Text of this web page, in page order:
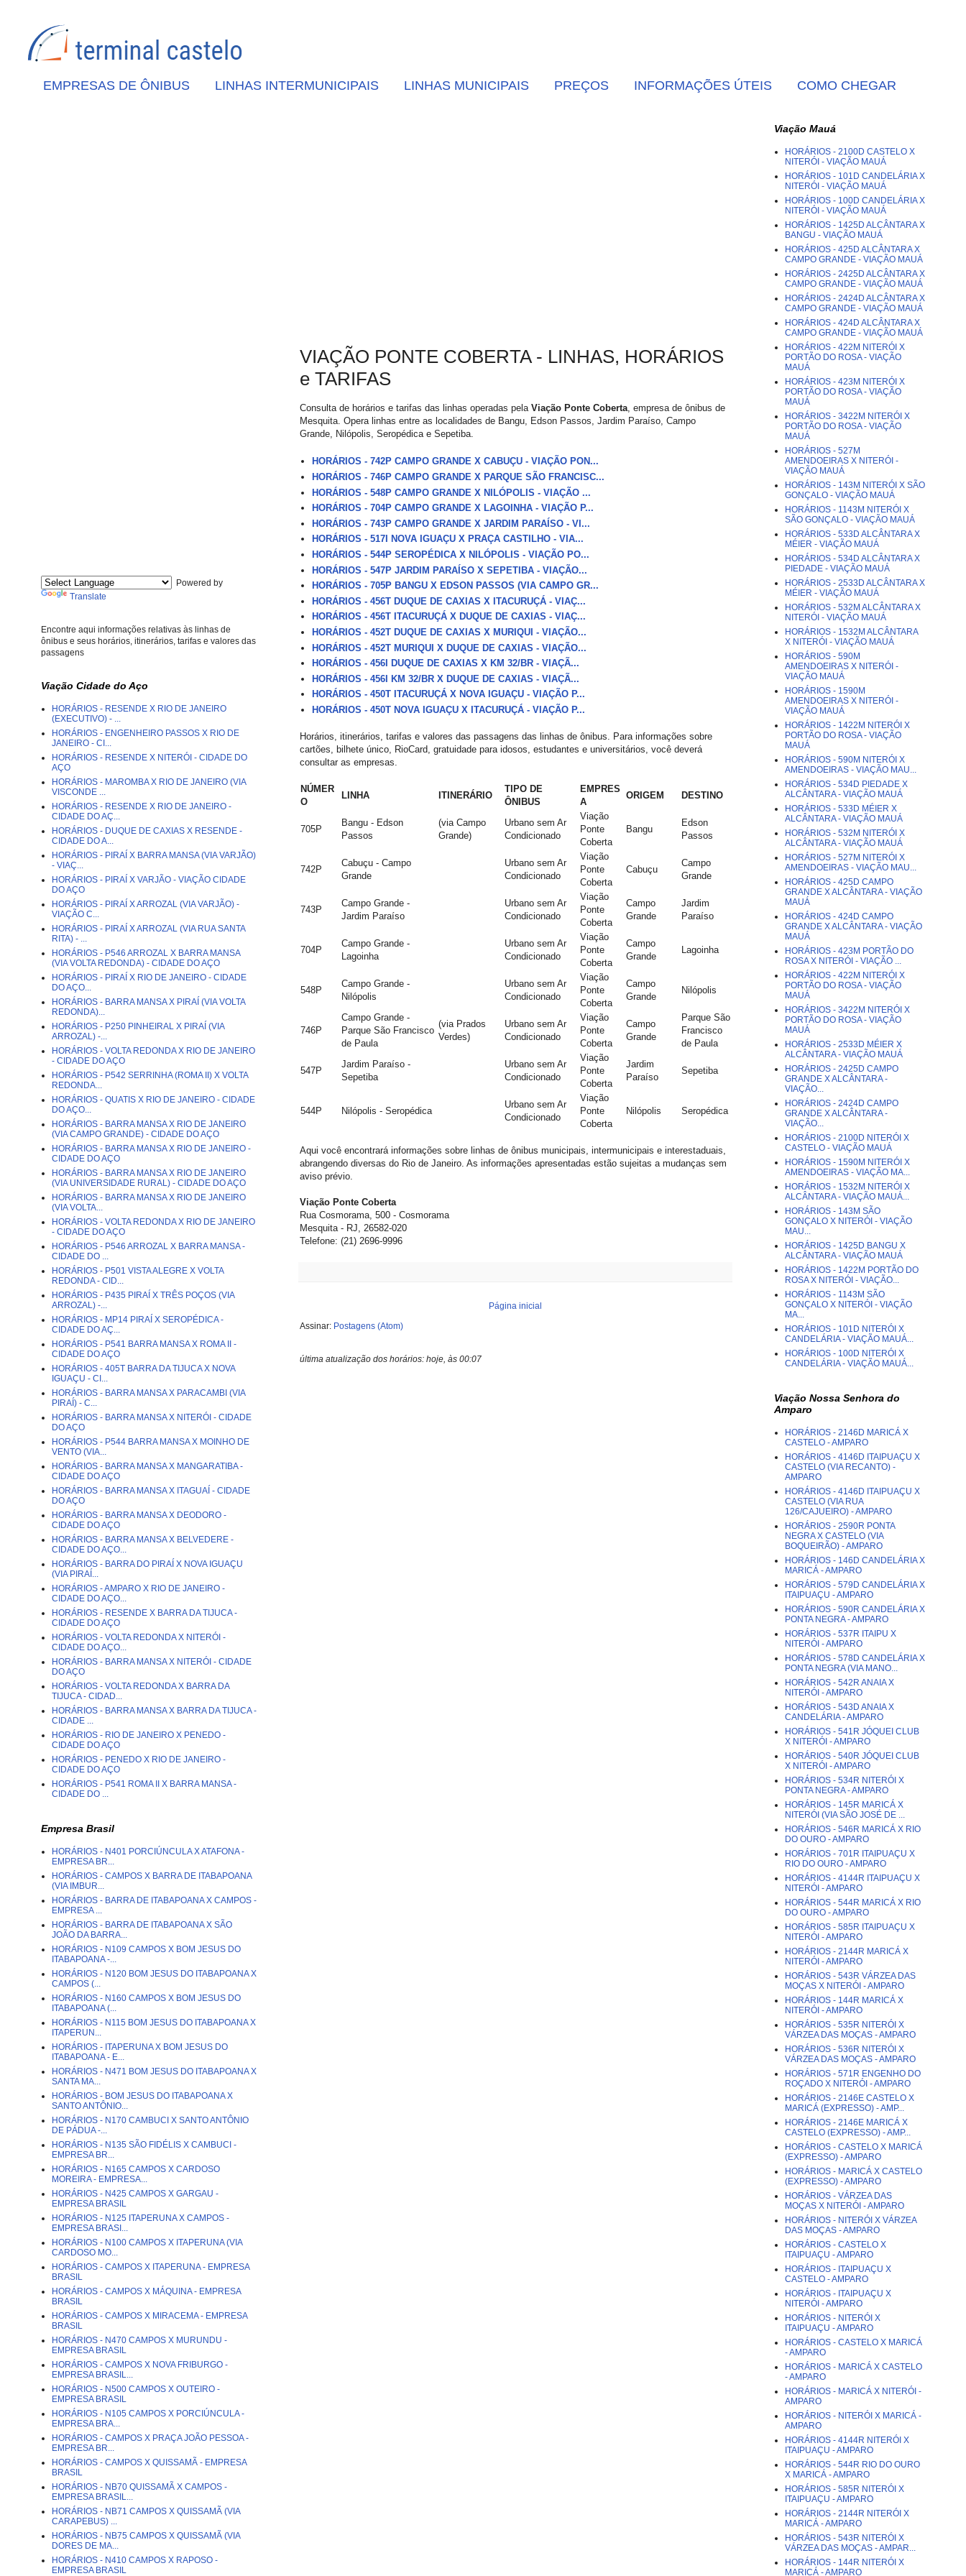
EMPRESAS DE ÔNIBUS LINHAS INTERMUNICIPAIS LINHAS MUNICIPAIS PREÇOS INFORMAÇÕES ÚTEIS COMO CHEGAR
VIAÇÃO PONTE COBERTA - LINHAS, HORÁRIOS
e TARIFAS
Consulta de horários e tarifas das linhas operadas pela Viação Ponte Coberta, empresa de ônibus de
Mesquita. Opera linhas entre as localidades de Bangu, Edson Passos, Jardim Paraíso, Campo
Grande, Nilópolis, Seropédica e Sepetiba.
HORÁRIOS - 742P CAMPO GRANDE X CABUÇU - VIAÇÃO PON...
HORÁRIOS - 746P CAMPO GRANDE X PARQUE SÃO FRANCISC...
HORÁRIOS - 548P CAMPO GRANDE X NILÓPOLIS - VIAÇÃO ...
HORÁRIOS - 704P CAMPO GRANDE X LAGOINHA - VIAÇÃO P...
HORÁRIOS - 743P CAMPO GRANDE X JARDIM PARAÍSO - VI...
HORÁRIOS - 517I NOVA IGUAÇU X PRAÇA CASTILHO - VIA...
HORÁRIOS - 544P SEROPÉDICA X NILÓPOLIS - VIAÇÃO PO...
HORÁRIOS - 547P JARDIM PARAÍSO X SEPETIBA - VIAÇÃO...
HORÁRIOS - 705P BANGU X EDSON PASSOS (VIA CAMPO GR...
HORÁRIOS - 456T DUQUE DE CAXIAS X ITACURUÇÁ - VIAÇ...
HORÁRIOS - 456T ITACURUÇÁ X DUQUE DE CAXIAS - VIAÇ...
HORÁRIOS - 452T DUQUE DE CAXIAS X MURIQUI - VIAÇÃO...
HORÁRIOS - 452T MURIQUI X DUQUE DE CAXIAS - VIAÇÃO...
HORÁRIOS - 456I DUQUE DE CAXIAS X KM 32/BR - VIAÇÃ...
HORÁRIOS - 456I KM 32/BR X DUQUE DE CAXIAS - VIAÇÃ...
HORÁRIOS - 450T ITACURUÇÁ X NOVA IGUAÇU - VIAÇÃO P...
HORÁRIOS - 450T NOVA IGUAÇU X ITACURUÇÁ - VIAÇÃO P...
Horários, itinerários, tarifas e valores das passagens das linhas de ônibus. Para informações sobre
cartões, bilhete único, RioCard, gratuidade para idosos, estudantes e universitários, você deverá
consultar as empresas.
NÚMER
O
LINHA ITINERÁRIO
TIPO DE
ÔNIBUS
EMPRES
A
ORIGEM DESTINO
705P
Bangu - Edson
Passos
(via Campo
Grande)
Urbano sem Ar
Condicionado
Viação
Ponte
Coberta
Bangu
Edson
Passos
742P
Cabuçu - Campo
Grande
Urbano sem Ar
Condicionado
Viação
Ponte
Coberta
Cabuçu
Campo
Grande
743P
Campo Grande -
Jardim Paraíso
Urbano sem Ar
Condicionado
Viação
Ponte
Coberta
Campo
Grande
Jardim
Paraíso
704P
Campo Grande -
Lagoinha
Urbano sem Ar
Condicionado
Viação
Ponte
Coberta
Campo
Grande
Lagoinha
548P
Campo Grande -
Nilópolis
Urbano sem Ar
Condicionado
Viação
Ponte
Coberta
Campo
Grande
Nilópolis
746P
Campo Grande -
Parque São Francisco
de Paula
(via Prados
Verdes)
Urbano sem Ar
Condicionado
Viação
Ponte
Coberta
Campo
Grande
Parque São
Francisco
de Paula
547P
Jardim Paraíso -
Sepetiba
Urbano sem Ar
Condicionado
Viação
Ponte
Coberta
Jardim
Paraíso
Sepetiba
544P Nilópolis - Seropédica
Urbano sem Ar
Condicionado
Viação
Ponte
Coberta
Nilópolis Seropédica
Aqui você encontrará informações sobre linhas de ônibus municipais, intermunicipais e interestaduais,
abrangendo diversas do Rio de Janeiro. As informações apresentadas estão sujeitas a mudanças sem
aviso prévio.
Viação Ponte Coberta
Rua Cosmorama, 500 - Cosmorama
Mesquita - RJ, 26582-020
Telefone: (21) 2696-9996
Página inicial
Assinar: Postagens (Atom)
última atualização dos horários: hoje, às 00:07
Powered by
Translate
Encontre aqui informações relativas às linhas de
ônibus e seus horários, itinerários, tarifas e valores das
passagens
Viação Cidade do Aço
HORÁRIOS - RESENDE X RIO DE JANEIRO
(EXECUTIVO) - ...
HORÁRIOS - ENGENHEIRO PASSOS X RIO DE
JANEIRO - CI...
HORÁRIOS - RESENDE X NITERÓI - CIDADE DO
AÇO
HORÁRIOS - MAROMBA X RIO DE JANEIRO (VIA
VISCONDE ...
HORÁRIOS - RESENDE X RIO DE JANEIRO -
CIDADE DO AÇ...
HORÁRIOS - DUQUE DE CAXIAS X RESENDE -
CIDADE DO A...
HORÁRIOS - PIRAÍ X BARRA MANSA (VIA VARJÃO)
- VIAÇ...
HORÁRIOS - PIRAÍ X VARJÃO - VIAÇÃO CIDADE
DO AÇO
HORÁRIOS - PIRAÍ X ARROZAL (VIA VARJÃO) -
VIAÇÃO C...
HORÁRIOS - PIRAÍ X ARROZAL (VIA RUA SANTA
RITA) - ...
HORÁRIOS - P546 ARROZAL X BARRA MANSA
(VIA VOLTA REDONDA) - CIDADE DO AÇO
HORÁRIOS - PIRAÍ X RIO DE JANEIRO - CIDADE
DO AÇO...
HORÁRIOS - BARRA MANSA X PIRAÍ (VIA VOLTA
REDONDA)...
HORÁRIOS - P250 PINHEIRAL X PIRAÍ (VIA
ARROZAL) -...
HORÁRIOS - VOLTA REDONDA X RIO DE JANEIRO
- CIDADE DO AÇO
HORÁRIOS - P542 SERRINHA (ROMA II) X VOLTA
REDONDA...
HORÁRIOS - QUATIS X RIO DE JANEIRO - CIDADE
DO AÇO...
HORÁRIOS - BARRA MANSA X RIO DE JANEIRO
(VIA CAMPO GRANDE) - CIDADE DO AÇO
HORÁRIOS - BARRA MANSA X RIO DE JANEIRO -
CIDADE DO AÇO
HORÁRIOS - BARRA MANSA X RIO DE JANEIRO
(VIA UNIVERSIDADE RURAL) - CIDADE DO AÇO
HORÁRIOS - BARRA MANSA X RIO DE JANEIRO
(VIA VOLTA...
HORÁRIOS - VOLTA REDONDA X RIO DE JANEIRO
- CIDADE DO AÇO
HORÁRIOS - P546 ARROZAL X BARRA MANSA -
CIDADE DO ...
HORÁRIOS - P501 VISTA ALEGRE X VOLTA
REDONDA - CID...
HORÁRIOS - P435 PIRAÍ X TRÊS POÇOS (VIA
ARROZAL) -...
HORÁRIOS - MP14 PIRAÍ X SEROPÉDICA -
CIDADE DO AÇ...
HORÁRIOS - P541 BARRA MANSA X ROMA II -
CIDADE DO AÇO
HORÁRIOS - 405T BARRA DA TIJUCA X NOVA
IGUAÇU - CI...
HORÁRIOS - BARRA MANSA X PARACAMBI (VIA
PIRAÍ) - C...
HORÁRIOS - BARRA MANSA X NITERÓI - CIDADE
DO AÇO
HORÁRIOS - P544 BARRA MANSA X MOINHO DE
VENTO (VIA...
HORÁRIOS - BARRA MANSA X MANGARATIBA -
CIDADE DO AÇO
HORÁRIOS - BARRA MANSA X ITAGUAÍ - CIDADE
DO AÇO
HORÁRIOS - BARRA MANSA X DEODORO -
CIDADE DO AÇO
HORÁRIOS - BARRA MANSA X BELVEDERE -
CIDADE DO AÇO...
HORÁRIOS - BARRA DO PIRAÍ X NOVA IGUAÇU
(VIA PIRAÍ...
HORÁRIOS - AMPARO X RIO DE JANEIRO -
CIDADE DO AÇO...
HORÁRIOS - RESENDE X BARRA DA TIJUCA -
CIDADE DO AÇO
HORÁRIOS - VOLTA REDONDA X NITERÓI -
CIDADE DO AÇO...
HORÁRIOS - BARRA MANSA X NITERÓI - CIDADE
DO AÇO
HORÁRIOS - VOLTA REDONDA X BARRA DA
TIJUCA - CIDAD...
HORÁRIOS - BARRA MANSA X BARRA DA TIJUCA -
CIDADE ...
HORÁRIOS - RIO DE JANEIRO X PENEDO -
CIDADE DO AÇO
HORÁRIOS - PENEDO X RIO DE JANEIRO -
CIDADE DO AÇO
HORÁRIOS - P541 ROMA II X BARRA MANSA -
CIDADE DO ...
Empresa Brasil
HORÁRIOS - N401 PORCIÚNCULA X ATAFONA -
EMPRESA BR...
HORÁRIOS - CAMPOS X BARRA DE ITABAPOANA
(VIA IMBUR...
HORÁRIOS - BARRA DE ITABAPOANA X CAMPOS -
EMPRESA ...
HORÁRIOS - BARRA DE ITABAPOANA X SÃO
JOÃO DA BARRA...
HORÁRIOS - N109 CAMPOS X BOM JESUS DO
ITABAPOANA -...
HORÁRIOS - N120 BOM JESUS DO ITABAPOANA X
CAMPOS (...
HORÁRIOS - N160 CAMPOS X BOM JESUS DO
ITABAPOANA (...
HORÁRIOS - N115 BOM JESUS DO ITABAPOANA X
ITAPERUN...
HORÁRIOS - ITAPERUNA X BOM JESUS DO
ITABAPOANA - E...
HORÁRIOS - N471 BOM JESUS DO ITABAPOANA X
SANTA MA...
HORÁRIOS - BOM JESUS DO ITABAPOANA X
SANTO ANTÔNIO...
HORÁRIOS - N170 CAMBUCI X SANTO ANTÔNIO
DE PÁDUA -...
HORÁRIOS - N135 SÃO FIDÉLIS X CAMBUCI -
EMPRESA BR...
HORÁRIOS - N165 CAMPOS X CARDOSO
MOREIRA - EMPRESA...
HORÁRIOS - N425 CAMPOS X GARGAU -
EMPRESA BRASIL
HORÁRIOS - N125 ITAPERUNA X CAMPOS -
EMPRESA BRASI...
HORÁRIOS - N100 CAMPOS X ITAPERUNA (VIA
CARDOSO MO...
HORÁRIOS - CAMPOS X ITAPERUNA - EMPRESA
BRASIL
HORÁRIOS - CAMPOS X MÁQUINA - EMPRESA
BRASIL
HORÁRIOS - CAMPOS X MIRACEMA - EMPRESA
BRASIL
HORÁRIOS - N470 CAMPOS X MURUNDU -
EMPRESA BRASIL
HORÁRIOS - CAMPOS X NOVA FRIBURGO -
EMPRESA BRASIL...
HORÁRIOS - N500 CAMPOS X OUTEIRO -
EMPRESA BRASIL
HORÁRIOS - N105 CAMPOS X PORCIÚNCULA -
EMPRESA BRA...
HORÁRIOS - CAMPOS X PRAÇA JOÃO PESSOA -
EMPRESA BR...
HORÁRIOS - CAMPOS X QUISSAMÃ - EMPRESA
BRASIL
HORÁRIOS - NB70 QUISSAMÃ X CAMPOS -
EMPRESA BRASIL...
HORÁRIOS - NB71 CAMPOS X QUISSAMÃ (VIA
CARAPEBUS) ...
HORÁRIOS - NB75 CAMPOS X QUISSAMÃ (VIA
DORES DE MA...
HORÁRIOS - N410 CAMPOS X RAPOSO -
EMPRESA BRASIL
Viação Mauá
HORÁRIOS - 2100D CASTELO X
NITERÓI - VIAÇÃO MAUÁ
HORÁRIOS - 101D CANDELÁRIA X
NITERÓI - VIAÇÃO MAUÁ
HORÁRIOS - 100D CANDELÁRIA X
NITERÓI - VIAÇÃO MAUÁ
HORÁRIOS - 1425D ALCÂNTARA X
BANGU - VIAÇÃO MAUÁ
HORÁRIOS - 425D ALCÂNTARA X
CAMPO GRANDE - VIAÇÃO MAUÁ
HORÁRIOS - 2425D ALCÂNTARA X
CAMPO GRANDE - VIAÇÃO MAUÁ
HORÁRIOS - 2424D ALCÂNTARA X
CAMPO GRANDE - VIAÇÃO MAUÁ
HORÁRIOS - 424D ALCÂNTARA X
CAMPO GRANDE - VIAÇÃO MAUÁ
HORÁRIOS - 422M NITERÓI X
PORTÃO DO ROSA - VIAÇÃO
MAUÁ
HORÁRIOS - 423M NITERÓI X
PORTÃO DO ROSA - VIAÇÃO
MAUÁ
HORÁRIOS - 3422M NITERÓI X
PORTÃO DO ROSA - VIAÇÃO
MAUÁ
HORÁRIOS - 527M
AMENDOEIRAS X NITERÓI -
VIAÇÃO MAUÁ
HORÁRIOS - 143M NITERÓI X SÃO
GONÇALO - VIAÇÃO MAUÁ
HORÁRIOS - 1143M NITERÓI X
SÃO GONÇALO - VIAÇÃO MAUÁ
HORÁRIOS - 533D ALCÂNTARA X
MÉIER - VIAÇÃO MAUÁ
HORÁRIOS - 534D ALCÂNTARA X
PIEDADE - VIAÇÃO MAUÁ
HORÁRIOS - 2533D ALCÂNTARA X
MÉIER - VIAÇÃO MAUÁ
HORÁRIOS - 532M ALCÂNTARA X
NITERÓI - VIAÇÃO MAUÁ
HORÁRIOS - 1532M ALCÂNTARA
X NITERÓI - VIAÇÃO MAUÁ
HORÁRIOS - 590M
AMENDOEIRAS X NITERÓI -
VIAÇÃO MAUÁ
HORÁRIOS - 1590M
AMENDOEIRAS X NITERÓI -
VIAÇÃO MAUÁ
HORÁRIOS - 1422M NITERÓI X
PORTÃO DO ROSA - VIAÇÃO
MAUÁ
HORÁRIOS - 590M NITERÓI X
AMENDOEIRAS - VIAÇÃO MAU...
HORÁRIOS - 534D PIEDADE X
ALCÂNTARA - VIAÇÃO MAUÁ
HORÁRIOS - 533D MÉIER X
ALCÂNTARA - VIAÇÃO MAUÁ
HORÁRIOS - 532M NITERÓI X
ALCÂNTARA - VIAÇÃO MAUÁ
HORÁRIOS - 527M NITERÓI X
AMENDOEIRAS - VIAÇÃO MAU...
HORÁRIOS - 425D CAMPO
GRANDE X ALCÂNTARA - VIAÇÃO
MAUÁ
HORÁRIOS - 424D CAMPO
GRANDE X ALCÂNTARA - VIAÇÃO
MAUÁ
HORÁRIOS - 423M PORTÃO DO
ROSA X NITERÓI - VIAÇÃO ...
HORÁRIOS - 422M NITERÓI X
PORTÃO DO ROSA - VIAÇÃO
MAUÁ
HORÁRIOS - 3422M NITERÓI X
PORTÃO DO ROSA - VIAÇÃO
MAUÁ
HORÁRIOS - 2533D MÉIER X
ALCÂNTARA - VIAÇÃO MAUÁ
HORÁRIOS - 2425D CAMPO
GRANDE X ALCÂNTARA -
VIAÇÃO...
HORÁRIOS - 2424D CAMPO
GRANDE X ALCÂNTARA -
VIAÇÃO...
HORÁRIOS - 2100D NITERÓI X
CASTELO - VIAÇÃO MAUÁ
HORÁRIOS - 1590M NITERÓI X
AMENDOEIRAS - VIAÇÃO MA...
HORÁRIOS - 1532M NITERÓI X
ALCÂNTARA - VIAÇÃO MAUÁ...
HORÁRIOS - 143M SÃO
GONÇALO X NITERÓI - VIAÇÃO
MAU...
HORÁRIOS - 1425D BANGU X
ALCÂNTARA - VIAÇÃO MAUÁ
HORÁRIOS - 1422M PORTÃO DO
ROSA X NITERÓI - VIAÇÃO...
HORÁRIOS - 1143M SÃO
GONÇALO X NITERÓI - VIAÇÃO
MA...
HORÁRIOS - 101D NITERÓI X
CANDELÁRIA - VIAÇÃO MAUÁ...
HORÁRIOS - 100D NITERÓI X
CANDELÁRIA - VIAÇÃO MAUÁ...
Viação Nossa Senhora do
Amparo
HORÁRIOS - 2146D MARICÁ X
CASTELO - AMPARO
HORÁRIOS - 4146D ITAIPUAÇU X
CASTELO (VIA RECANTO) -
AMPARO
HORÁRIOS - 4146D ITAIPUAÇU X
CASTELO (VIA RUA
126/CAJUEIRO) - AMPARO
HORÁRIOS - 2590R PONTA
NEGRA X CASTELO (VIA
BOQUEIRÃO) - AMPARO
HORÁRIOS - 146D CANDELÁRIA X
MARICÁ - AMPARO
HORÁRIOS - 579D CANDELÁRIA X
ITAIPUAÇU - AMPARO
HORÁRIOS - 590R CANDELÁRIA X
PONTA NEGRA - AMPARO
HORÁRIOS - 537R ITAIPU X
NITERÓI - AMPARO
HORÁRIOS - 578D CANDELÁRIA X
PONTA NEGRA (VIA MANO...
HORÁRIOS - 542R ANAIA X
NITERÓI - AMPARO
HORÁRIOS - 543D ANAIA X
CANDELÁRIA - AMPARO
HORÁRIOS - 541R JÓQUEI CLUB
X NITERÓI - AMPARO
HORÁRIOS - 540R JÓQUEI CLUB
X NITERÓI - AMPARO
HORÁRIOS - 534R NITERÓI X
PONTA NEGRA - AMPARO
HORÁRIOS - 145R MARICÁ X
NITERÓI (VIA SÃO JOSÉ DE ...
HORÁRIOS - 546R MARICÁ X RIO
DO OURO - AMPARO
HORÁRIOS - 701R ITAIPUAÇU X
RIO DO OURO - AMPARO
HORÁRIOS - 4144R ITAIPUAÇU X
NITERÓI - AMPARO
HORÁRIOS - 544R MARICÁ X RIO
DO OURO - AMPARO
HORÁRIOS - 585R ITAIPUAÇU X
NITERÓI - AMPARO
HORÁRIOS - 2144R MARICÁ X
NITERÓI - AMPARO
HORÁRIOS - 543R VÁRZEA DAS
MOÇAS X NITERÓI - AMPARO
HORÁRIOS - 144R MARICÁ X
NITERÓI - AMPARO
HORÁRIOS - 535R NITERÓI X
VÁRZEA DAS MOÇAS - AMPARO
HORÁRIOS - 536R NITERÓI X
VÁRZEA DAS MOÇAS - AMPARO
HORÁRIOS - 571R ENGENHO DO
ROÇADO X NITERÓI - AMPARO
HORÁRIOS - 2146E CASTELO X
MARICÁ (EXPRESSO) - AMP...
HORÁRIOS - 2146E MARICÁ X
CASTELO (EXPRESSO) - AMP...
HORÁRIOS - CASTELO X MARICÁ
(EXPRESSO) - AMPARO
HORÁRIOS - MARICÁ X CASTELO
(EXPRESSO) - AMPARO
HORÁRIOS - VÁRZEA DAS
MOÇAS X NITERÓI - AMPARO
HORÁRIOS - NITERÓI X VÁRZEA
DAS MOÇAS - AMPARO
HORÁRIOS - CASTELO X
ITAIPUAÇU - AMPARO
HORÁRIOS - ITAIPUAÇU X
CASTELO - AMPARO
HORÁRIOS - ITAIPUAÇU X
NITERÓI - AMPARO
HORÁRIOS - NITERÓI X
ITAIPUAÇU - AMPARO
HORÁRIOS - CASTELO X MARICÁ
- AMPARO
HORÁRIOS - MARICÁ X CASTELO
- AMPARO
HORÁRIOS - MARICÁ X NITERÓI -
AMPARO
HORÁRIOS - NITERÓI X MARICÁ -
AMPARO
HORÁRIOS - 4144R NITERÓI X
ITAIPUAÇU - AMPARO
HORÁRIOS - 544R RIO DO OURO
X MARICÁ - AMPARO
HORÁRIOS - 585R NITERÓI X
ITAIPUAÇU - AMPARO
HORÁRIOS - 2144R NITERÓI X
MARICÁ - AMPARO
HORÁRIOS - 543R NITERÓI X
VÁRZEA DAS MOÇAS - AMPAR...
HORÁRIOS - 144R NITERÓI X
MARICÁ - AMPARO